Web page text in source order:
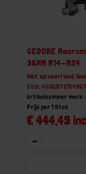
GEDORE
36MM M14-M24
Niet op voorraad,
Gtin:
Artikelnummer merk:
€ 444,49
Prijs per 1 Stuk
-